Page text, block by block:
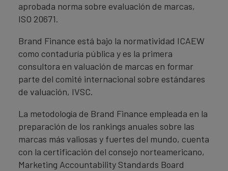
aprobada norma sobre evaluación de marcas,
ISO 20671.
Brand Finance está bajo la normatividad ICAEW
como contaduría pública y es la primera
consultora en valuación de marcas en formar
parte del comité internacional sobre estándares
de valuación, IVSC.
La metodología de Brand Finance empleada en la
preparación de los rankings anuales sobre las
marcas más valiosas y fuertes del mundo, cuenta
con la certificación del consejo norteamericano,
Marketing Accountability Standards Board